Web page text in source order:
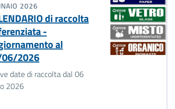
2026
di raccolta
-
al
2026
date di raccolta dal 06
2026